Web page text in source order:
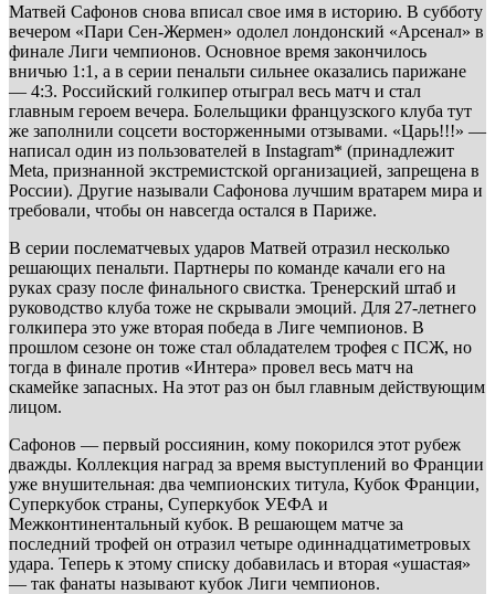
Матвей Сафонов снова вписал свое имя в историю. В субботу
вечером «Пари Сен-Жермен» одолел лондонский «Арсенал» в
финале Лиги чемпионов. Основное время закончилось
вничью 1:1, а в серии пенальти сильнее оказались парижане
— 4:3. Российский голкипер отыграл весь матч и стал
главным героем вечера. Болельщики французского клуба тут
же заполнили соцсети восторженными отзывами. «Царь!!!» —
написал один из пользователей в Instagram* (принадлежит
Meta, признанной экстремистской организацией, запрещена в
России). Другие называли Сафонова лучшим вратарем мира и
требовали, чтобы он навсегда остался в Париже.
В серии послематчевых ударов Матвей отразил несколько
решающих пенальти. Партнеры по команде качали его на
руках сразу после финального свистка. Тренерский штаб и
руководство клуба тоже не скрывали эмоций. Для 27-летнего
голкипера это уже вторая победа в Лиге чемпионов. В
прошлом сезоне он тоже стал обладателем трофея с ПСЖ, но
тогда в финале против «Интера» провел весь матч на
скамейке запасных. На этот раз он был главным действующим
лицом.
Сафонов — первый россиянин, кому покорился этот рубеж
дважды. Коллекция наград за время выступлений во Франции
уже внушительная: два чемпионских титула, Кубок Франции,
Суперкубок страны, Суперкубок УЕФА и
Межконтинентальный кубок. В решающем матче за
последний трофей он отразил четыре одиннадцатиметровых
удара. Теперь к этому списку добавилась и вторая «ушастая»
— так фанаты называют кубок Лиги чемпионов.